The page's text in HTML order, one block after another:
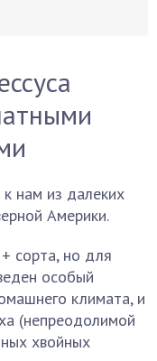
нам из далеких
Америки.
сорта, но для
особый
климата, и
(непреодолимой
хвойных